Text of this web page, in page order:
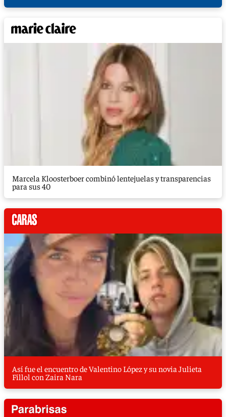
Marcela Kloosterboer combinó lentejuelas y transparencias
para sus 40
Así fue el encuentro de Valentino López y su novia Julieta
Fillol con Zaira Nara